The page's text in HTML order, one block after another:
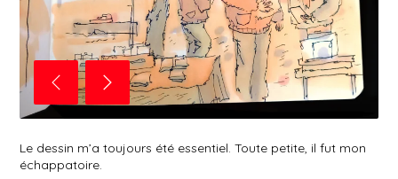
Le dessin m’a toujours été essentiel. Toute petite, il fut mon
échappatoire.